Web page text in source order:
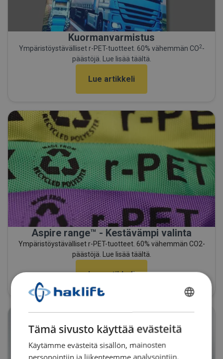
Kuormanvarmistus
Ympäristöystävälliset r-PET-tuotteet. 60% vähemmän CO2-
päästöjä. Lue lisää täältä.
Lue artikkeli
Aspire range™ - Kestävämpi valinta
Ympäristöystävälliset r-PET-tuotteet. 60% vähemmän CO2-
päästöjä. Lue lisää täältä.
Lue artikkeli
Tämä sivusto käyttää evästeitä
Käytämme evästeitä sisällön, mainosten
personointiin ja liikenteemme analysointiin.